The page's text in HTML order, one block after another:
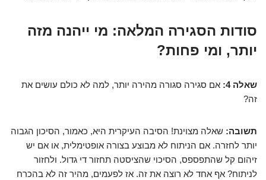
סודות הסגירה המלאה: מי ייהנה מזה
יותר, ומי פחות?
שאלה 4:
אם סגירה סגורה מהירה יותר, למה לא כולם עושים את
זה?
תשובה: שאלה מצוינת! הסיבה העיקרית היא, כאמור, הסיכון הגבוה
יותר לחזרה. אם הניתוח לא מבוצע בצורה אופטימלית, או אם יש
זיהום קל שהתפספס, הסיכוי שהציסטה תחזור די גדול. ולחזור
לניתוח? אף אחד לא רוצה את זה. אז לפעמים, מהיר זה לא בהכרח